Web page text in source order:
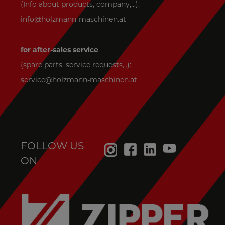
(Info about products, company,...):
info@holzmann-maschinen.at
for after-sales service
(spare parts, service requests,..):
service@holzmann-maschinen.at
FOLLOW US
ON